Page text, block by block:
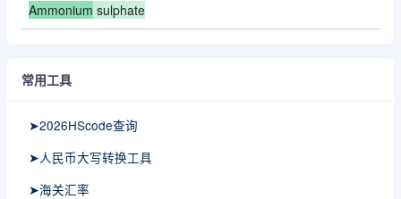
Ammonium sulphate
常用工具
➤2026HScode查询
➤人民币大写转换工具
➤海关汇率